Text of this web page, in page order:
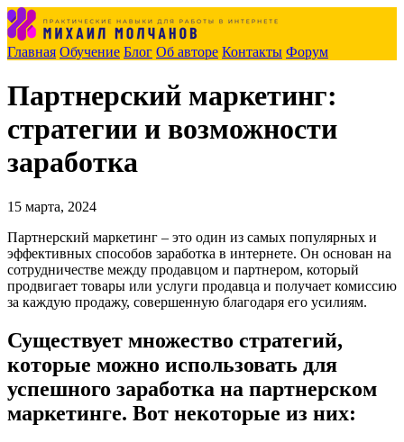
Главная Обучение Блог Об авторе Контакты Форум
Партнерский маркетинг:
стратегии и возможности
заработка
15 марта, 2024
Партнерский маркетинг – это один из самых популярных и
эффективных способов заработка в интернете. Он основан на
сотрудничестве между продавцом и партнером, который
продвигает товары или услуги продавца и получает комиссию
за каждую продажу, совершенную благодаря его усилиям.
Существует множество стратегий,
которые можно использовать для
успешного заработка на партнерском
маркетинге. Вот некоторые из них: